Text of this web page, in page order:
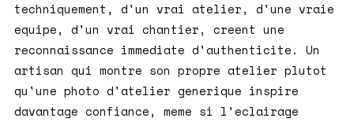
techniquement, d'un vrai atelier, d'une vraie
equipe, d'un vrai chantier, creent une
reconnaissance immediate d'authenticite. Un
artisan qui montre son propre atelier plutot
qu'une photo d'atelier generique inspire
davantage confiance, meme si l'eclairage